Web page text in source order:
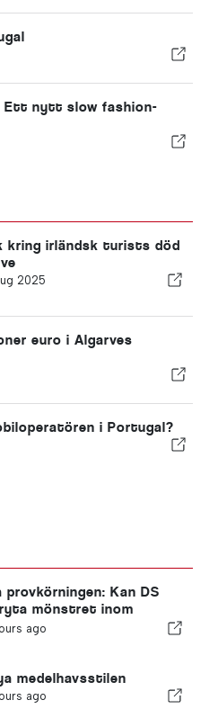
Ett nytt slow fashion-
kring irländsk turists död
2025
euro i Algarves
i Portugal?
provkörningen: Kan DS
mönstret inom
ago
medelhavsstilen
ago